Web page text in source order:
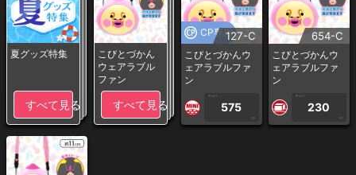
夏グッズ特集
すべて見る
こびとづかん
ウェアラブル
ファン
すべて見る
CP専用127-C
こびとづかんウ
ェアラブルファ
ン
1PLAY
575
CP
654-C
こびとづかんウ
ェアラブルファ
ン
1PLAY
230
CP